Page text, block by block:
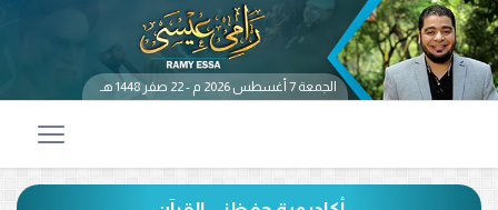
الجمعة 7 أغسطس 2026 م - 22 صفر 1448 هـ